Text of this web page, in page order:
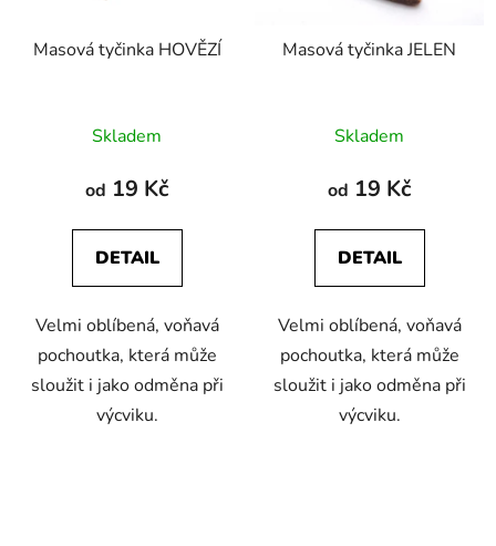
Masová tyčinka HOVĚZÍ
hodnocení
produktu
4,6
z
hvězdiček.
Skladem
od 19 Kč
DETAIL
Velmi oblíbená, voňavá
pochoutka, která může
sloužit i jako odměna při
výcviku.
Masová tyčinka JELEN
hodnocení
produktu
5,0
z
hvězdiček.
Skladem
od 19 Kč
DETAIL
Velmi oblíbená, voňavá
pochoutka, která může
sloužit i jako odměna při
výcviku.